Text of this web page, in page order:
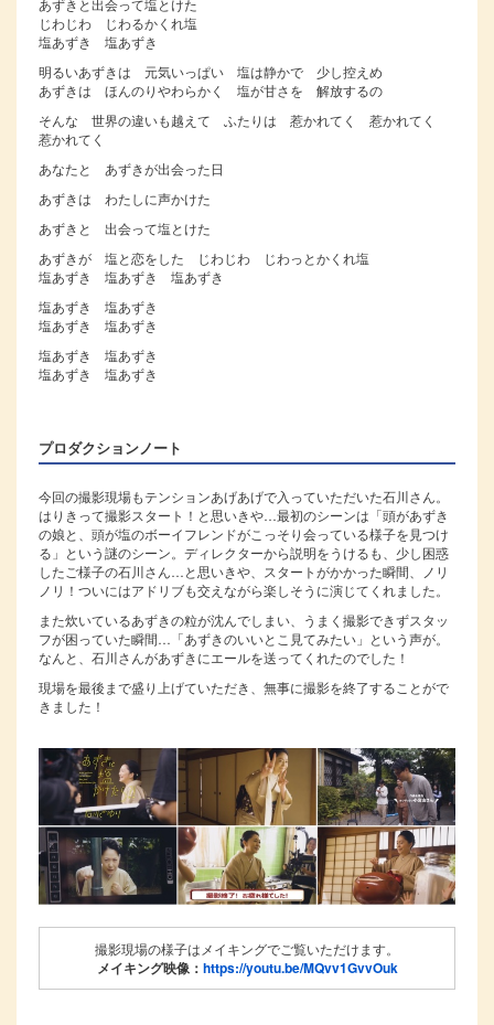
あずきと出会って塩とけた
じわじわ じわるかくれ塩
塩あずき 塩あずき
明るいあずきは 元気いっぱい 塩は静かで 少し控えめ
あずきは ほんのりやわらかく 塩が甘さを 解放するの
そんな 世界の違いも越えて ふたりは 惹かれてく 惹かれてく
惹かれてく
あなたと あずきが出会った日
あずきは わたしに声かけた
あずきと 出会って塩とけた
あずきが 塩と恋をした じわじわ じわっとかくれ塩
塩あずき 塩あずき 塩あずき
塩あずき 塩あずき
塩あずき 塩あずき
塩あずき 塩あずき
塩あずき 塩あずき
プロダクションノート
今回の撮影現場もテンションあげあげで入っていただいた石川さん。
はりきって撮影スタート！と思いきや…最初のシーンは「頭があずき
の娘と、頭が塩のボーイフレンドがこっそり会っている様子を見つけ
る」という謎のシーン。ディレクターから説明をうけるも、少し困惑
したご様子の石川さん…と思いきや、スタートがかかった瞬間、ノリ
ノリ！ついにはアドリブも交えながら楽しそうに演じてくれました。
また炊いているあずきの粒が沈んでしまい、うまく撮影できずスタッ
フが困っていた瞬間…「あずきのいいとこ見てみたい」という声が。
なんと、石川さんがあずきにエールを送ってくれたのでした！
現場を最後まで盛り上げていただき、無事に撮影を終了することがで
きました！
撮影現場の様子はメイキングでご覧いただけます。
メイキング映像： https://youtu.be/MQvv1GvvOuk